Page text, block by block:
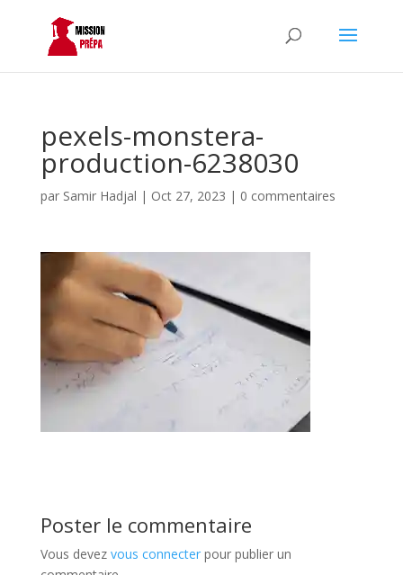
pexels-monstera-
production-6238030
par Samir Hadjal | Oct 27, 2023 | 0 commentaires
Poster le commentaire
Vous devez vous connecterpour publier un